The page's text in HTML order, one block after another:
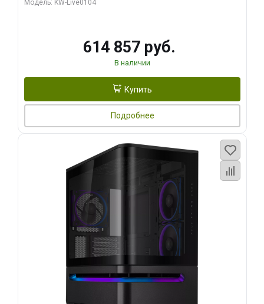
Модель: KW-Live0104
614 857 руб.
В наличии
Купить
Подробнее